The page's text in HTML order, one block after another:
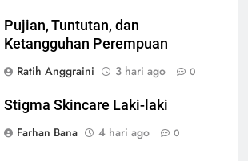
Pujian, Tuntutan, dan
Ketangguhan Perempuan
Ratih Anggraini
3 hari ago 0
Stigma Skincare Laki-laki
Farhan Bana
4 hari ago 0